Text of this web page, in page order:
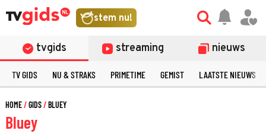
stem nu!
tvgids streaming nieuws
TV GIDS NU & STRAKS PRIMETIME GEMIST LAATSTE NIEUWS
HOME GIDS BLUEY
Bluey